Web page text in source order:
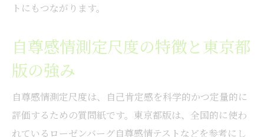
トにもつながります。
自尊感情測定尺度の特徴と東京都
版の強み
自尊感情測定尺度は、自己肯定感を科学的かつ定量的に
評価するための質問紙です。東京都版は、全国的に使わ
れているローゼンバーグ自尊感情テストなどを参考にし